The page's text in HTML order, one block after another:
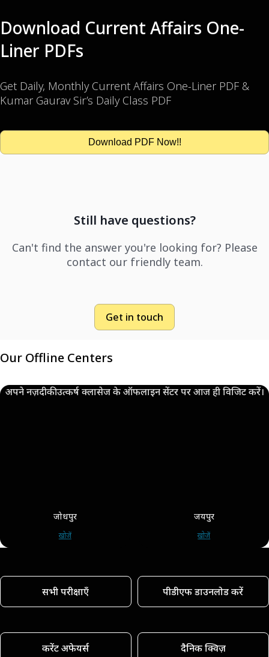
Download Current Affairs One-
Liner PDFs
Get Daily, Monthly Current Affairs One-Liner PDF &
Kumar Gaurav Sir’s Daily Class PDF
Download PDF Now!!
Still have questions?
Can't find the answer you're looking for? Please
contact our friendly team.
Get in touch
Our Offline Centers
अपने नज़दीकी उत्कर्ष क्लासेज के ऑफलाइन सेंटर पर आज ही विजिट करें।
जोधपुर
खोजें
जयपुर
खोजें
सभी परीक्षाएँ पीडीएफ डाउनलोड करें
करेंट अफेयर्स दैनिक क्विज़